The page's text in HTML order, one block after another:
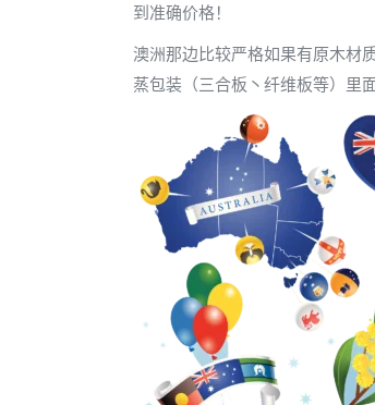
到准确价格！
澳洲那边比较严格如果有原木材
蒸包装（三合板丶纤维板等）里